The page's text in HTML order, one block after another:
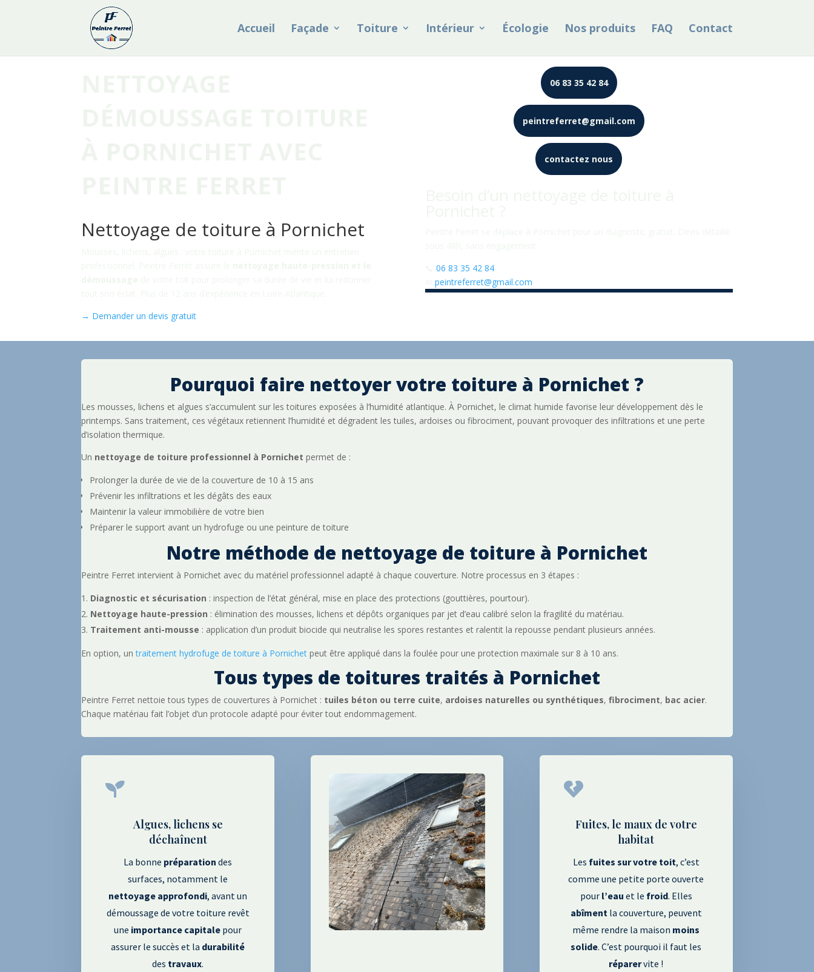
Accueil Façade Toiture Intérieur Écologie Nos produits FAQ Contact
Nettoyage de toiture à Pornichet
→ Demander un devis gratuit
06 83 35 42 84
peintreferret@gmail.com
contactez nous
06 83 35 42 84
peintreferret@gmail.com
Pourquoi faire nettoyer votre toiture à Pornichet ?
Les mousses, lichens et algues s’accumulent sur les toitures exposées à l’humidité atlantique. À Pornichet, le climat humide favorise leur développement dès le
printemps. Sans traitement, ces végétaux retiennent l’humidité et dégradent les tuiles, ardoises ou fibrociment, pouvant provoquer des infiltrations et une perte
d’isolation thermique.
Un nettoyage de toiture professionnel à Pornichet permet de :
Prolonger la durée de vie de la couverture de 10 à 15 ans
Prévenir les infiltrations et les dégâts des eaux
Maintenir la valeur immobilière de votre bien
Préparer le support avant un hydrofuge ou une peinture de toiture
Notre méthode de nettoyage de toiture à Pornichet
Peintre Ferret intervient à Pornichet avec du matériel professionnel adapté à chaque couverture. Notre processus en 3 étapes :
Diagnostic et sécurisation : inspection de l’état général, mise en place des protections (gouttières, pourtour).
Nettoyage haute-pression : élimination des mousses, lichens et dépôts organiques par jet d’eau calibré selon la fragilité du matériau.
Traitement anti-mousse : application d’un produit biocide qui neutralise les spores restantes et ralentit la repousse pendant plusieurs années.
En option, untraitement hydrofuge de toiture à Pornichet peut être appliqué dans la foulée pour une protection maximale sur 8 à 10 ans.
Tous types de toitures traités à Pornichet
Peintre Ferret nettoie tous types de couvertures à Pornichet : tuiles béton ou terre cuite, ardoises naturelles ou synthétiques,fibrociment, bac acier.
Chaque matériau fait l’objet d’un protocole adapté pour éviter tout endommagement.

Algues, lichens se
déchaînent
La bonne préparation des
surfaces, notamment le
nettoyage approfondi, avant un
démoussage de votre toiture revêt
une importance capitale pour
assurer le succès et la durabilité
des travaux.

Fuites, le maux de votre
habitat
Les fuites sur votre toit, c’est
comme une petite porte ouverte
pour l’eau et le froid. Elles
abîment la couverture, peuvent
même rendre la maison moins
solide. C’est pourquoi il faut les
réparervite !